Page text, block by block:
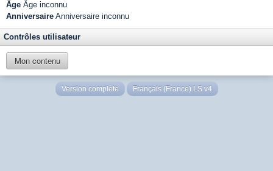
Âge Âge inconnu
Anniversaire Anniversaire inconnu
Contrôles utilisateur
Mon contenu
Version complète Français (France) LS v4